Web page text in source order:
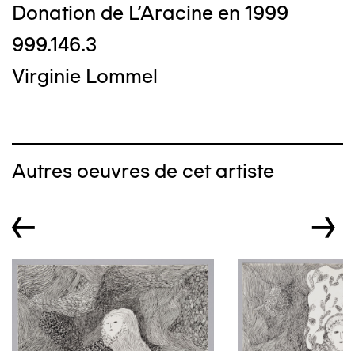
Donation de L'Aracine en 1999
999.146.3
Virginie Lommel
Autres oeuvres de cet artiste
← →